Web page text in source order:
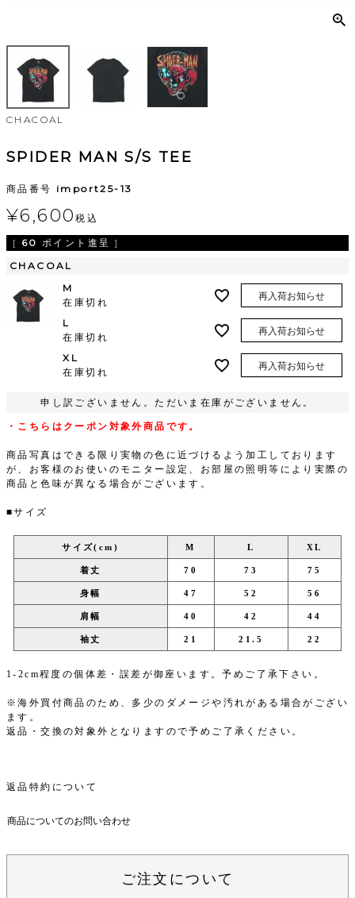
CHACOAL
SPIDER MAN S/S TEE
商品番号 import25-13
¥6,600税込
[ 60 ポイント進呈 ]
CHACOAL
M
在庫切れ
再入荷お知らせ
L
在庫切れ
再入荷お知らせ
XL
在庫切れ
再入荷お知らせ
申し訳ございません。ただいま在庫がございません。
・こちらはクーポン対象外商品です。
商品写真はできる限り実物の色に近づけるよう加工しております
が、お客様のお使いのモニター設定、お部屋の照明等により実際の
商品と色味が異なる場合がございます。
■サイズ
サイズ(cm) M L XL
着丈 70 73 75
身幅 47 52 56
肩幅 40 42 44
袖丈 21 21.5 22
1-2cm程度の個体差・誤差が御座います。予めご了承下さい。
※海外買付商品のため、多少のダメージや汚れがある場合がござい
ます。
返品・交換の対象外となりますので予めご了承ください。
返品特約について
商品についてのお問い合わせ
ご注文について